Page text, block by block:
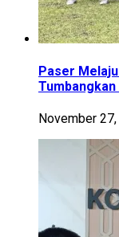
Paser
November